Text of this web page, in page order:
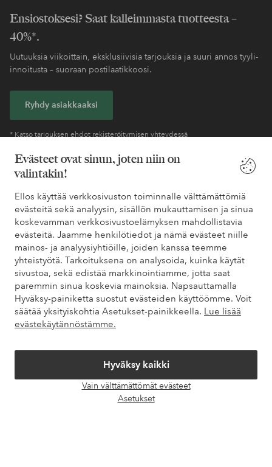
Evästeet ovat sinun, joten niin on
valintakin!
Ellos käyttää verkkosivuston toiminnalle välttämättömiä
evästeitä sekä analyysin, sisällön mukauttamisen ja sinua
koskevamman verkkosivustoelämyksen mahdollistavia
evästeitä. Jaamme henkilötiedot ja nämä evästeet niille
mainos- ja analyysiyhtiöille, joiden kanssa teemme
yhteistyötä. Tarkoituksena on analysoida, kuinka käytät
sivustoa, sekä edistää markkinointiamme, jotta saat
paremmin sinua koskevia mainoksia. Napsauttamalla
Hyväksy-painiketta suostut evästeiden käyttöömme. Voit
säätää yksityiskohtia Asetukset-painikkeella. Lue lisää
evästekäytännöstämme.
Hyväksy kaikki
Vain välttämättömät evästeet
Asetukset
Ensiostoksesi? Saat kalleimmasta tuotteesta –
40%*.
Uutuuksia viikoittain, eksklusiivisia tarjouksia ja suuri annos tyyli-
innoitusta – suoraan postilaatikkoosi.
Ryhdy asiakkaaksi
* Katso tarjouksen ehdot rekisteröitymisen yhteydessä
Tarvitsetko apua?
Löydät vastaukset useimmin kysyttyihin kysymyksiin usein
kysytyistä kysymyksistä. Löydät myös tietoa siitä, miten voit ottaa
meihin yhteyttä.
Asiakaspalvelu Tilaukset Maksutavat
Omat sivut